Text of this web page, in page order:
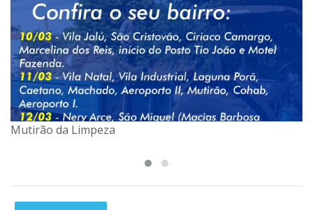
Mutirão da Limpeza
Vacinas disponíveis em nossas unidades de saúde.